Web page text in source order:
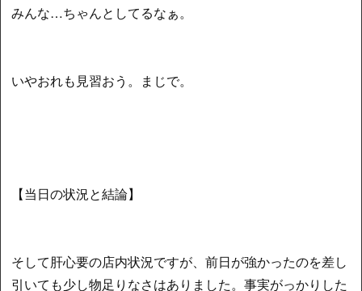
みんな…ちゃんとしてるなぁ。
いやおれも見習おう。まじで。
【当日の状況と結論】
そして肝心要の店内状況ですが、前日が強かったのを差し
引いても少し物足りなさはありました。事実がっかりした